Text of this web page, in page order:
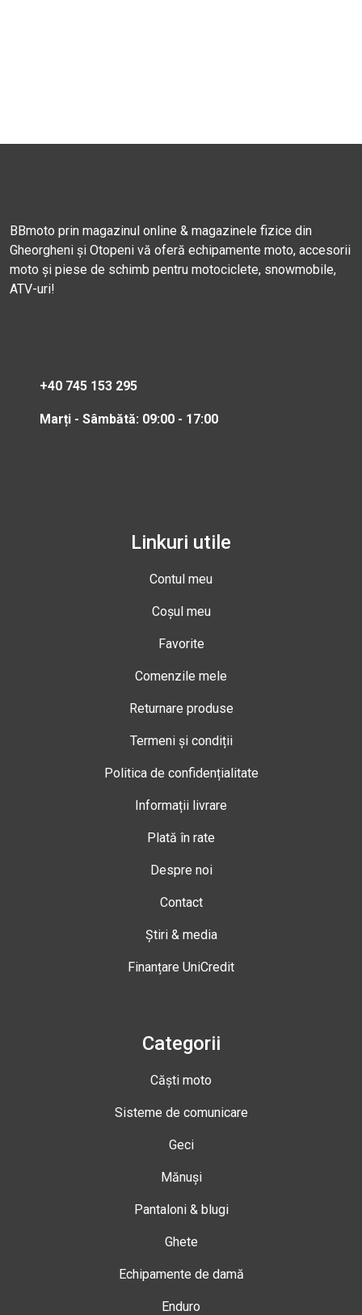
BBmoto prin magazinul online & magazinele fizice din
Gheorgheni și Otopeni vă oferă echipamente moto, accesorii
moto și piese de schimb pentru motociclete, snowmobile,
ATV-uri!
+40 745 153 295
Marți - Sâmbătă: 09:00 - 17:00
Linkuri utile
Contul meu
Coșul meu
Favorite
Comenzile mele
Returnare produse
Termeni și condiții
Politica de confidențialitate
Informații livrare
Plată în rate
Despre noi
Contact
Știri & media
Finanțare UniCredit
Categorii
Căști moto
Sisteme de comunicare
Geci
Mănuși
Pantaloni & blugi
Ghete
Echipamente de damă
Enduro